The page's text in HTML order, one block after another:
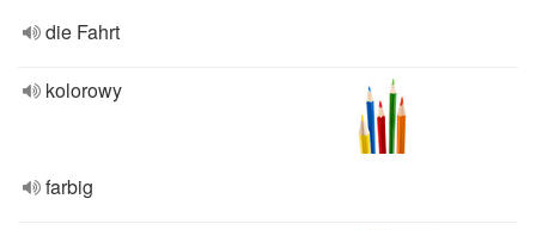
die Fahrt
kolorowy
farbig